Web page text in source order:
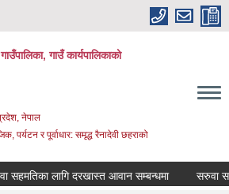
गाउँ कार्यपालिकाको
नेपाल
पर्यटन र पूर्वाधार: समृद्ध रैनादेवी छहराको
लागि दरखास्त आवान सम्बन्धमा सरुवा